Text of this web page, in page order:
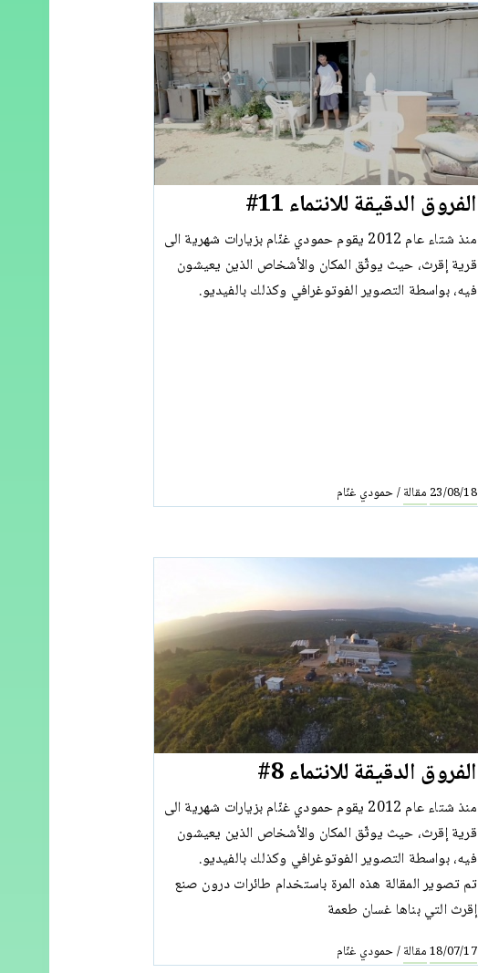
الفروق الدقيقة للانتماء 11#
منذ شتاء عام 2012 يقوم حمودي غنّام بزيارات شهرية الى
قرية إقرث، حيث يوثّق المكان والأشخاص الذين يعيشون
فيه، بواسطة التصوير الفوتوغرافي وكذلك بالفيديو.
23/08/18 مقالة/حمودي غنّام
الفروق الدقيقة للانتماء 8#
منذ شتاء عام 2012 يقوم حمودي غنّام بزيارات شهرية الى
قرية إقرث، حيث يوثّق المكان والأشخاص الذين يعيشون
فيه، بواسطة التصوير الفوتوغرافي وكذلك بالفيديو.
تم تصوير المقالة هذه المرة باستخدام طائرات درون صنع
إقرث التي بناها غسان طعمة
18/07/17مقالة/حمودي غنّام